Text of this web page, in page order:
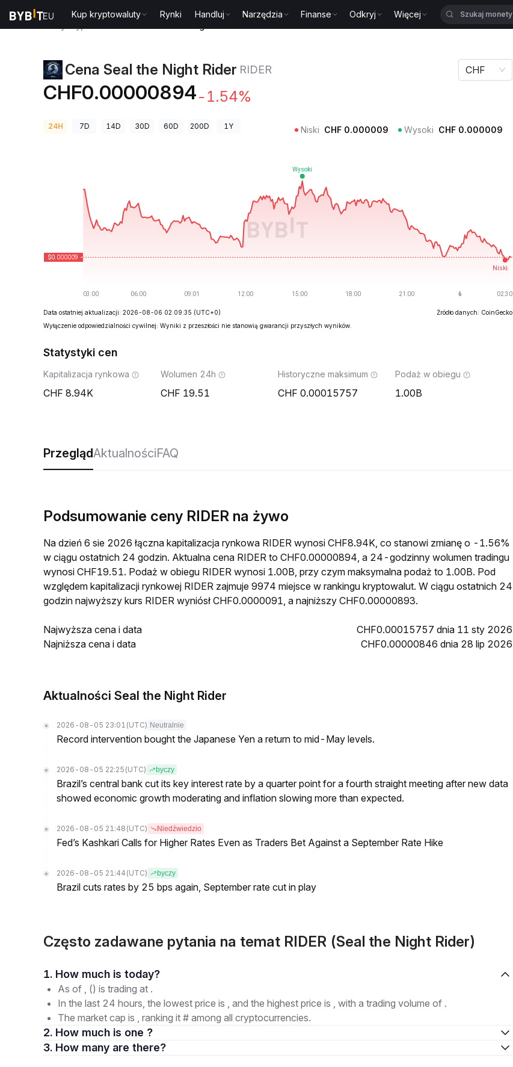
Kup kryptowaluty Rynki Handluj Narzędzia Finanse Odkryj Więcej
Cena Seal the Night Rider RIDER
CHF0.00000894-1.54%
CHF
24H 7D 14D 30D 60D 200D 1Y Niski CHF 0.000009 Wysoki CHF 0.000009
Data ostatniej aktualizacji: 2026-08-06 02:09:35 (UTC+0)
Źródło danych: CoinGecko
Wyłączenie odpowiedzialności cywilnej: Wyniki z przeszłości nie stanowią gwarancji przyszłych wyników.
Statystyki cen
Kapitalizacja rynkowa
8.94K
Wolumen 24h
19.51
Historyczne maksimum
0.00015757
Podaż w obiegu
1.00B
PrzeglądAktualnościFAQ
Podsumowanie ceny RIDER na żywo
Na dzień 6 sie 2026 łączna kapitalizacja rynkowa RIDER wynosi CHF8.94K, co stanowi zmianę o -1.56%
w ciągu ostatnich 24 godzin. Aktualna cena RIDER to CHF0.00000894, a 24-godzinny wolumen tradingu
wynosi CHF19.51. Podaż w obiegu RIDER wynosi 1.00B, przy czym maksymalna podaż to 1.00B. Pod
względem kapitalizacji rynkowej RIDER zajmuje 9974 miejsce w rankingu kryptowalut. W ciągu ostatnich 24
godzin najwyższy kurs RIDER wyniósł CHF0.0000091, a najniższy CHF0.00000893.
Najwyższa cena i data
CHF0.00015757 dnia 11 sty 2026
Najniższa cena i data
CHF0.00000846 dnia 28 lip 2026
Aktualności Seal the Night Rider
2026-08-05 23:01 (UTC) Neutralnie
Record intervention bought the Japanese Yen a return to mid-May levels.
2026-08-05 22:25 (UTC) byczy
Brazil’s central bank cut its key interest rate by a quarter point for a fourth straight meeting after new data
showed economic growth moderating and inflation slowing more than expected.
2026-08-05 21:48 (UTC) Niedźwiedzio
Fed’s Kashkari Calls for Higher Rates Even as Traders Bet Against a September Rate Hike
2026-08-05 21:44 (UTC) byczy
Brazil cuts rates by 25 bps again, September rate cut in play
Często zadawane pytania na temat RIDER (Seal the Night Rider)
1. How much is today?
As of , () is trading at .
In the last 24 hours, the lowest price is , and the highest price is , with a trading volume of .
The market cap is , ranking it # among all cryptocurrencies.
2. How much is one ?
3. How many are there?